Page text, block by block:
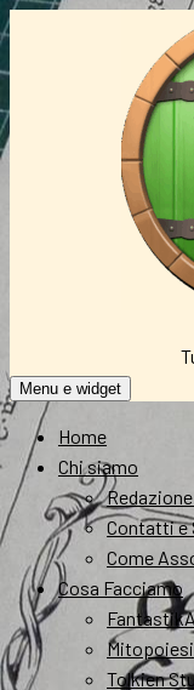
Vai
Menu e widget
Home
Chi siamo
Contatti e
Come
Cosa Facciamo
Mitopoiesi
Tolkien